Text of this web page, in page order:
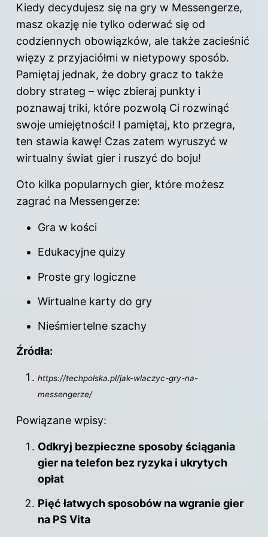
Kiedy decydujesz się na gry w Messengerze,
masz okazję nie tylko oderwać się od
codziennych obowiązków, ale także zacieśnić
więzy z przyjaciółmi w nietypowy sposób.
Pamiętaj jednak, że dobry gracz to także
dobry strateg – więc zbieraj punkty i
poznawaj triki, które pozwolą Ci rozwinąć
swoje umiejętności! I pamiętaj, kto przegra,
ten stawia kawę! Czas zatem wyruszyć w
wirtualny świat gier i ruszyć do boju!
Oto kilka popularnych gier, które możesz
zagrać na Messengerze:
Gra w kości
Edukacyjne quizy
Proste gry logiczne
Wirtualne karty do gry
Nieśmiertelne szachy
Źródła:
https://techpolska.pl/jak-wlaczyc-gry-na-
messengerze/
Powiązane wpisy:
Odkryj bezpieczne sposoby ściągania
gier na telefon bez ryzyka i ukrytych
opłat
Pięć łatwych sposobów na wgranie gier
na PS Vita